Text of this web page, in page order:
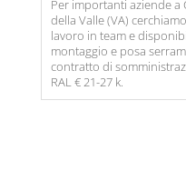
Per importanti aziende a
della Valle (VA)
lavoro in team e
montaggio e posa
contratto di
RAL € 21-27 k.